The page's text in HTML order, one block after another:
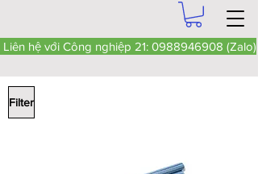
Liên hệ với Công nghiệp 21: 0988946908 (Zalo)
Filter